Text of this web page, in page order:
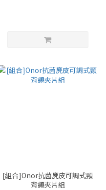
[組合]Onor抗菌麂皮可調式頸
背繩夾片組